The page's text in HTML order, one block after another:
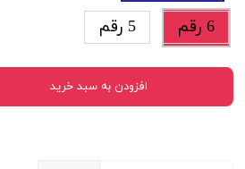
6 رقم 5 رقم
افزودن به سبد خرید